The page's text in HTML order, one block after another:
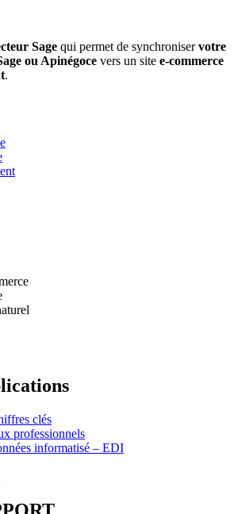
Sage qui permet de synchroniservotre
ou Apinégoce vers un site e-commerce
.
clés
professionnels
informatisé – EDI